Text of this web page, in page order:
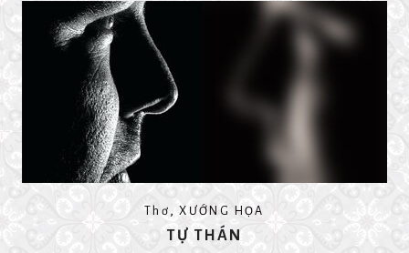
Thơ ,XƯỚNG HỌA
TỰ THÁN